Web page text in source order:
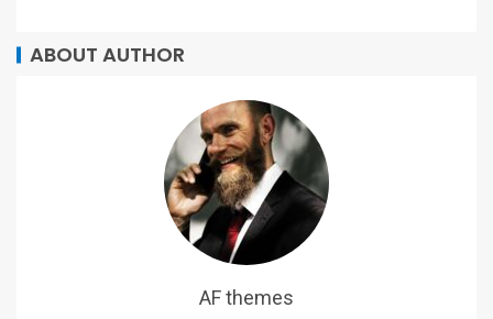
ABOUT AUTHOR
AF themes